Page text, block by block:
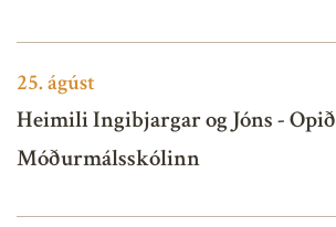
25.ágúst
Heimili Ingibjargar og Jóns - Opið
Móðurmálsskólinn